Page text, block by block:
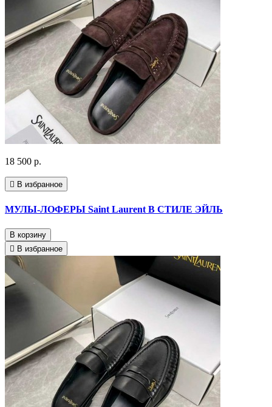
18 500 р.
В избранное
МУЛЫ-ЛОФЕРЫ Saint Laurent В СТИЛЕ ЭЙЛЬ
В корзину
В избранное